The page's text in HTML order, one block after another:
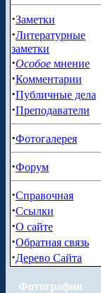
·Заметки
·Литературные
заметки
·Особое мнение
·Комментарии
·Публичные дела
·Преподаватели
·Фотогалерея
·Форум
·Справочная
·Ссылки
·О сайте
·Обратная связь
·Дерево Сайта
Фотографии